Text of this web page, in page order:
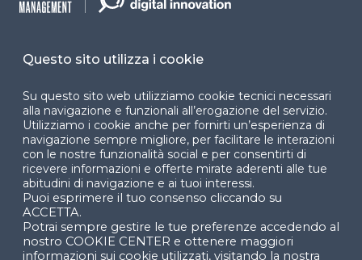
Facebook LinkedIn
© 2024 Copyright © Politecnico di Milano Dipartimento
di Ingegneria Gestionale
Questo sito utilizza i cookie
Su questo sito web utilizziamo cookie tecnici necessari
alla navigazione e funzionali all’erogazione del servizio.
Utilizziamo i cookie anche per fornirti un’esperienza di
navigazione sempre migliore, per facilitare le interazioni
con le nostre funzionalità social e per consentirti di
ricevere informazioni e offerte mirate aderenti alle tue
abitudini di navigazione e ai tuoi interessi.
Puoi esprimere il tuo consenso cliccando su
ACCETTA.
Potrai sempre gestire le tue preferenze accedendo al
nostro COOKIE CENTER e ottenere maggiori
informazioni sui cookie utilizzati, visitando la nostra